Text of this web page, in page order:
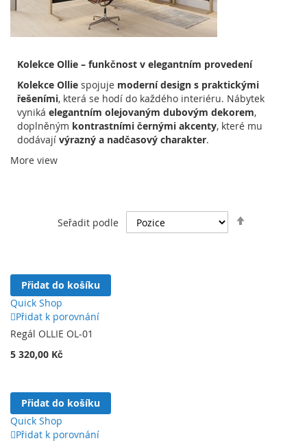
Kolekce Ollie – funkčnost v elegantním provedení
Kolekce Ollie spojuje moderní design s praktickými
řešeními, která se hodí do každého interiéru. Nábytek
vyniká elegantním olejovaným dubovým dekorem,
doplněným kontrastními černými akcenty, které mu
dodávají výrazný a nadčasový charakter.
Díkypromyšlené konstrukci
laminovaná dřevotřískaaABS hranyzajišťují odolnost
vůči každodennímu používání.
prostorujak propráci, tak pro odpočinek
ideální do kanceláře, obývacího pokoje, pracovny nebo
studentského pokoje
interiéru.
Ollie je perfektní volbou pro ty, kteří hledají moderní a
praktický nábytek, který spojuje estetiku s každodenním
More view
Seřadit podle
Přidat do košíku
Quick Shop
Přidat k porovnání
Regál OLLIE OL-01
5 320,00 Kč
Přidat do košíku
Quick Shop
Přidat k porovnání